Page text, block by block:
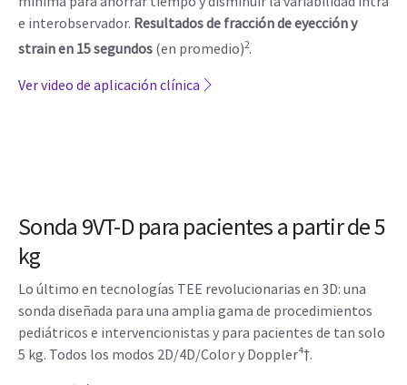
e interobservador. Resultados de fracción de eyección y
strain en 15 segundos (en promedio)2.
Ver video de aplicación clínica
Sonda 9VT-D para pacientes a partir de 5
kg
Lo último en tecnologías TEE revolucionarias en 3D: una
sonda diseñada para una amplia gama de procedimientos
pediátricos e intervencionistas y para pacientes de tan solo
5 kg. Todos los modos 2D/4D/Color y Doppler⁴†.